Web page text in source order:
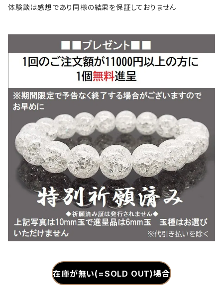
体験談は感想であり同様の結果を保証しておりません
在庫が無い(=SOLD OUT)場合